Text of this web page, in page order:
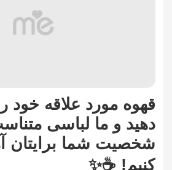
قهوه مورد علاقه
دهید و ما لباسی
شخصیت شما برایتان
کنیم! ☕✨